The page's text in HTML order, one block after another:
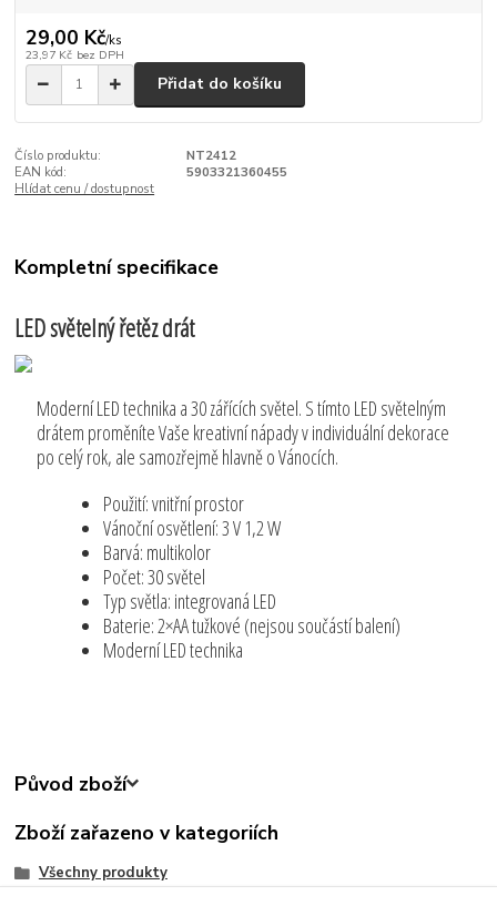
29,00 Kč/ks
23,97 Kč bez DPH
Přidat do košíku
Číslo produktu:
NT2412
EAN kód:
5903321360455
Hlídat cenu / dostupnost
Kompletní specifikace
LED světelný řetěz drát
Moderní LED technika a 30 zářících světel. S tímto LED světelným
drátem proměníte Vaše kreativní nápady v individuální dekorace
po celý rok, ale samozřejmě hlavně o Vánocích.
Použití: vnitřní prostor
Vánoční osvětlení: 3 V 1,2 W
Barvá: multikolor
Počet: 30 světel
Typ světla: integrovaná LED
Baterie: 2×AA tužkové (nejsou součástí balení)
Moderní LED technika
Původ zboží
Zboží zařazeno v kategoriích
Všechny produkty